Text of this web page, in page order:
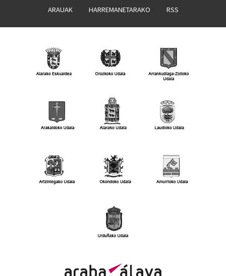
ARAUAK HARREMANETARAKO RSS